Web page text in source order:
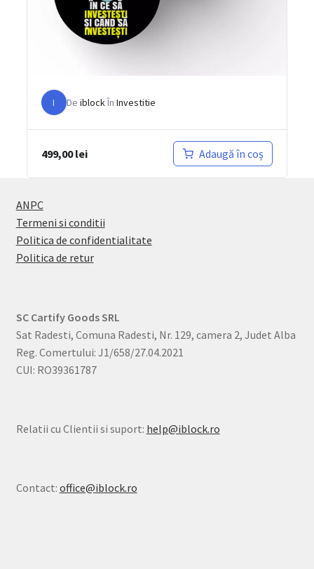
Curs 6 ore „În ce să investești și cum să
investești”
I De iblockÎn Investitie
499,00lei Adaugă în coș
ANPC
Termeni si conditii
Politica de confidentialitate
Politica de retur
SC Cartify Goods SRL
Sat Radesti, Comuna Radesti, Nr. 129, camera 2, Judet Alba
Reg. Comertului: J1/658/27.04.2021
CUI: RO39361787
Relatii cu Clientii si suport: help@iblock.ro
Contact: office@iblock.ro